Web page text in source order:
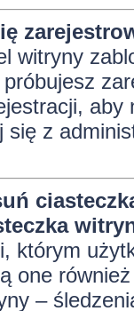
witryny
się z
którym
one
–